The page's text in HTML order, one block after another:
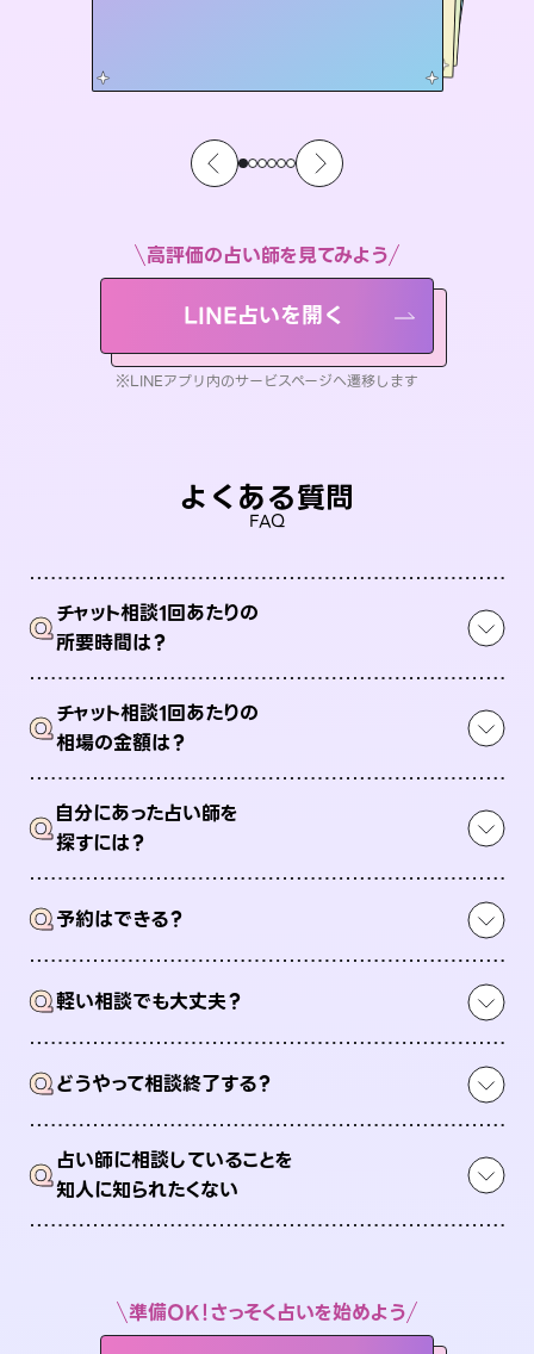
高評価の占い師を見てみよう
LINE占いを開く
※LINEアプリ内のサービスページへ遷移します
よくある質問
FAQ
Qチャット相談1回あたりの
所要時間は？
Qチャット相談1回あたりの
相場の金額は？
Q自分にあった占い師を
探すには？
Q予約はできる？
Q軽い相談でも大丈夫？
Qどうやって相談終了する？
Q占い師に相談していることを
知人に知られたくない
準備OK！さっそく占いを始めよう